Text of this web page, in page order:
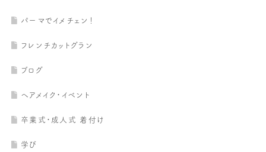
パーマでイメチェン！
フレンチカットグラン
ブログ
ヘアメイク・イベント
卒業式・成人式 着付け
学び